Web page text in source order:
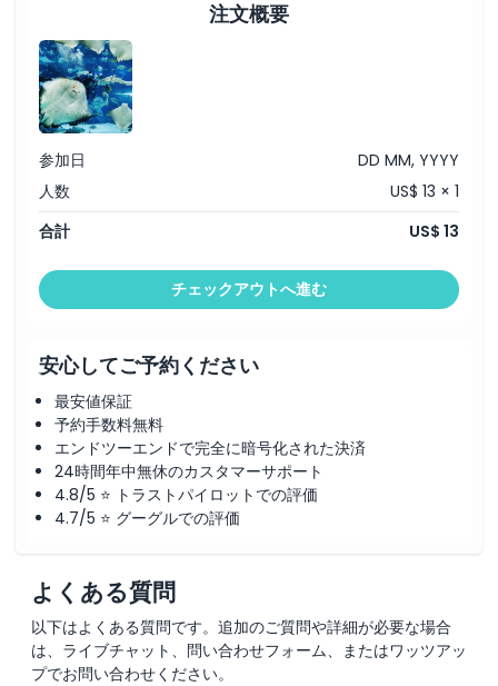
除外事項
営業時間
注意事項
場所
引換方法
キャンセルポリシー
注文概要
参加日
DD MM, YYYY
人数
US$ 13 × 1
合計
US$ 13
チェックアウトへ進む
安心してご予約ください
最安値保証
予約手数料無料
エンドツーエンドで完全に暗号化された決済
24時間年中無休のカスタマーサポート
4.8/5 ⭐ トラストパイロットでの評価
4.7/5 ⭐ グーグルでの評価
よくある質問
以下はよくある質問です。追加のご質問や詳細が必要な場合
は、ライブチャット、問い合わせフォーム、またはワッツアッ
プでお問い合わせください。